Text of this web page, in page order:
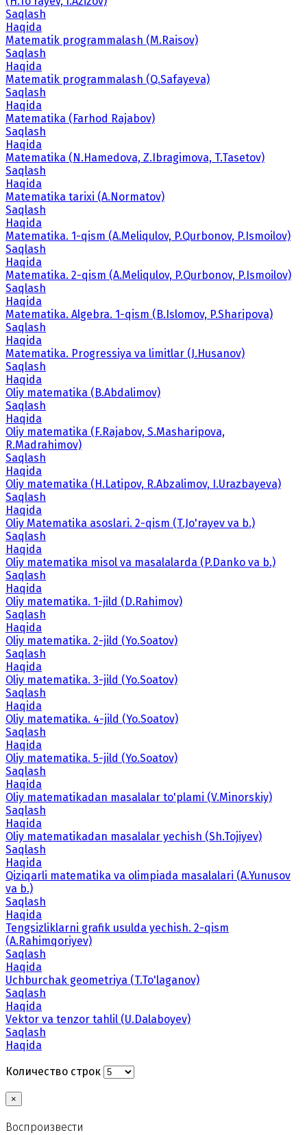
Saqlash
Haqida
Matematik programmalash (M.Raisov)
Saqlash
Haqida
Matematik programmalash (Q.Safayeva)
Saqlash
Haqida
Matematika (Farhod Rajabov)
Saqlash
Haqida
Matematika (N.Hamedova, Z.Ibragimova, T.Tasetov)
Saqlash
Haqida
Matematika tarixi (A.Normatov)
Saqlash
Haqida
Matematika. 1-qism (A.Meliqulov, P.Qurbonov, P.Ismoilov)
Saqlash
Haqida
Matematika. 2-qism (A.Meliqulov, P.Qurbonov, P.Ismoilov)
Saqlash
Haqida
Matematika. Algebra. 1-qism (B.Islomov, P.Sharipova)
Saqlash
Haqida
Matematika. Progressiya va limitlar (J.Husanov)
Saqlash
Haqida
Oliy matematika (B.Abdalimov)
Saqlash
Haqida
Oliy matematika (F.Rajabov, S.Masharipova,
R.Madrahimov)
Saqlash
Haqida
Oliy matematika (H.Latipov, R.Abzalimov, I.Urazbayeva)
Saqlash
Haqida
Oliy Matematika asoslari. 2-qism (T.Jo'rayev va b.)
Saqlash
Haqida
Oliy matematika misol va masalalarda (P.Danko va b.)
Saqlash
Haqida
Oliy matematika. 1-jild (D.Rahimov)
Saqlash
Haqida
Oliy matematika. 2-jild (Yo.Soatov)
Saqlash
Haqida
Oliy matematika. 3-jild (Yo.Soatov)
Saqlash
Haqida
Oliy matematika. 4-jild (Yo.Soatov)
Saqlash
Haqida
Oliy matematika. 5-jild (Yo.Soatov)
Saqlash
Haqida
Oliy matematikadan masalalar to'plami (V.Minorskiy)
Saqlash
Haqida
Oliy matematikadan masalalar yechish (Sh.Tojiyev)
Saqlash
Haqida
Qiziqarli matematika va olimpiada masalalari (A.Yunusov
va b.)
Saqlash
Haqida
Tengsizliklarni grafik usulda yechish. 2-qism
(A.Rahimqoriyev)
Saqlash
Haqida
Uchburchak geometriya (T.To'laganov)
Saqlash
Haqida
Vektor va tenzor tahlil (U.Dalaboyev)
Saqlash
Haqida
Количество строк
×
Воспроизвести